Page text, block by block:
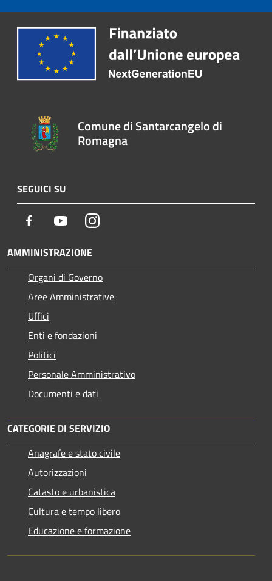
Comune di Santarcangelo di
Romagna
SEGUICI SU
Facebook YoutubeInstagram
AMMINISTRAZIONE
Organi di Governo
Aree Amministrative
Uffici
Enti e fondazioni
Politici
Personale Amministrativo
Documenti e dati
CATEGORIE DI SERVIZIO
Anagrafe e stato civile
Autorizzazioni
Catasto e urbanistica
Cultura e tempo libero
Educazione e formazione